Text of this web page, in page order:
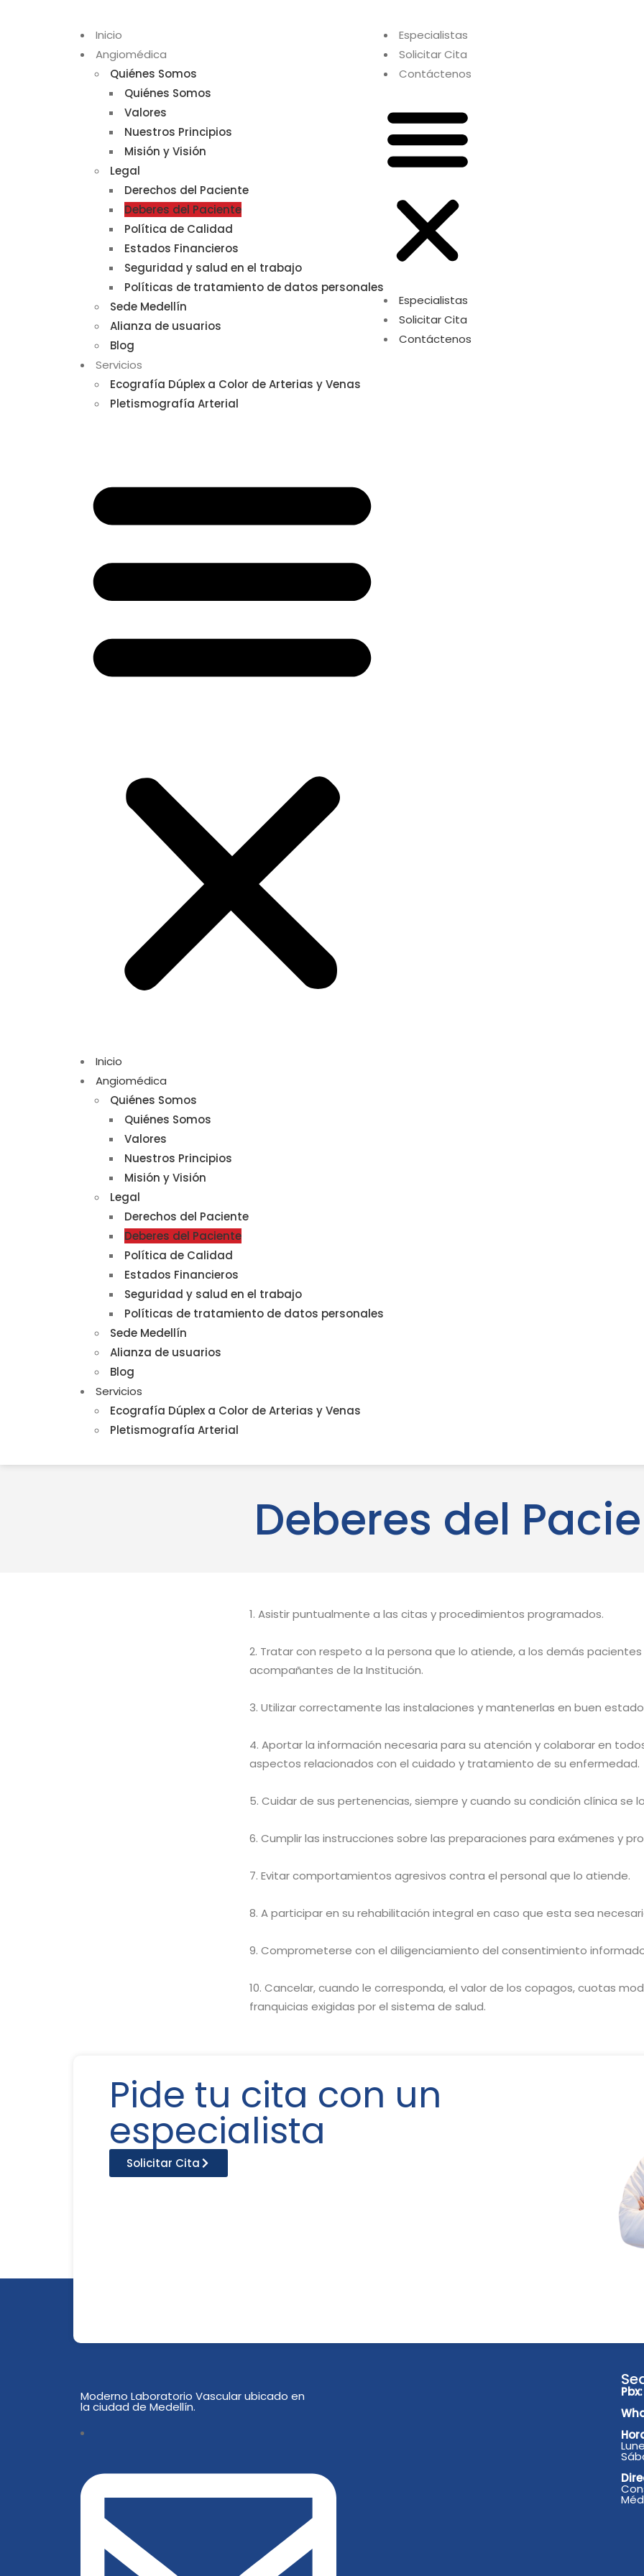
Inicio
Angiomédica
Quiénes Somos
Quiénes Somos
Valores
Nuestros Principios
Misión y Visión
Legal
Derechos del Paciente
Deberes del Paciente
Política de Calidad
Estados Financieros
Seguridad y salud en el trabajo
Políticas de tratamiento de datos personales
Sede Medellín
Alianza de usuarios
Blog
Servicios
Ecografía Dúplex a Color de Arterias y Venas
Pletismografía Arterial
Inicio
Angiomédica
Quiénes Somos
Quiénes Somos
Valores
Nuestros Principios
Misión y Visión
Legal
Derechos del Paciente
Deberes del Paciente
Política de Calidad
Estados Financieros
Seguridad y salud en el trabajo
Políticas de tratamiento de datos personales
Sede Medellín
Alianza de usuarios
Blog
Servicios
Ecografía Dúplex a Color de Arterias y Venas
Pletismografía Arterial
Especialistas
Solicitar Cita
Contáctenos
Especialistas
Solicitar Cita
Contáctenos
Deberes del
Asistir puntualmente a las citas y procedimientos programados.
Tratar con respeto a la persona que lo atiende, a los demás pacientes
acompañantes de la Institución.
Utilizar correctamente las instalaciones y mantenerlas en buen
Aportar la información necesaria para su atención y colaborar en
aspectos relacionados con el cuidado y tratamiento de su enfermedad.
Cuidar de sus pertenencias, siempre y cuando su condición clínica se
Cumplir las instrucciones sobre las preparaciones para exámenes y
Evitar comportamientos agresivos contra el personal que lo atiende.
A participar en su rehabilitación integral en caso que esta sea
Comprometerse con el diligenciamiento del consentimiento
Cancelar, cuando le corresponda, el valor de los copagos, cuotas
franquicias exigidas por el sistema de salud.
Pide tu cita con un
especialista
Solicitar Cita
Moderno Laboratorio Vascular ubicado en
la ciudad de Medellín.
Pbx: